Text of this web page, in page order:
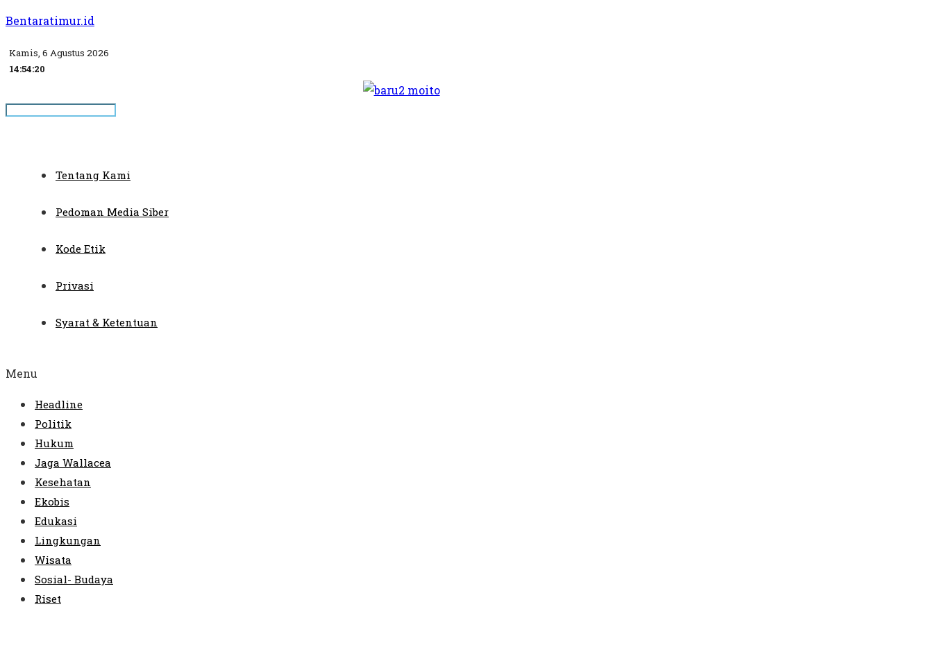
Bentaratimur.id
Kamis, 6 Agustus 2026
14:54:20
Tentang Kami
Pedoman Media Siber
Kode Etik
Privasi
Syarat & Ketentuan
Menu
Headline
Politik
Hukum
Jaga Wallacea
Kesehatan
Ekobis
Edukasi
Lingkungan
Wisata
Sosial- Budaya
Riset